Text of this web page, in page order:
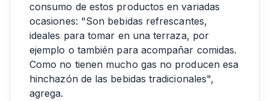
consumo de estos productos en variadas
ocasiones: "Son bebidas refrescantes,
ideales para tomar en una terraza, por
ejemplo o también para acompañar comidas.
Como no tienen mucho gas no producen esa
hinchazón de las bebidas tradicionales",
agrega.